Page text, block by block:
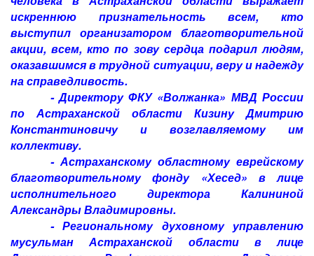
искреннюю признательность всем, кто
выступил организатором благотворительной
акции, всем, кто по зову сердца подарил людям,
оказавшимся в трудной ситуации, веру и надежду
на справедливость.
- Директору ФКУ «Волжанка» МВД России
по Астраханской области Кизину Дмитрию
Константиновичу и возглавляемому им
коллективу.
- Астраханскому областному еврейскому
благотворительному фонду «Хесед» в лице
исполнительного директора Калининой
Александры Владимировны.
- Региональному духовному управлению
мусульман Астраханской области в лице